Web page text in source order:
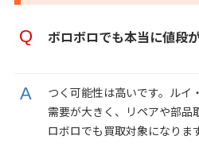
ボロボロでも本当に値段
つく可能性は高いです。ルイ
需要が大きく、リペアや部品
ロボロでも買取対象になりま